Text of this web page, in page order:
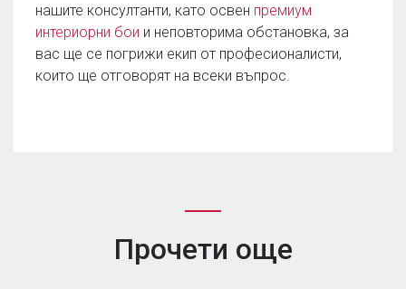
нашите консултанти, като освен премиум
интериорни бои и неповторима обстановка, за
вас ще се погрижи екип от професионалисти,
които ще отговорят на всеки въпрос.
Прочети още